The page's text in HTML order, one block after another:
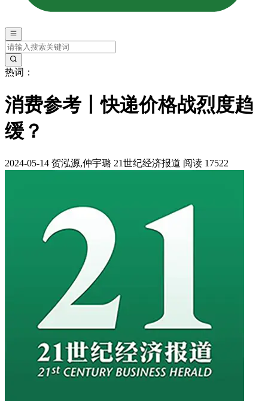
热词：
消费参考丨快递价格战烈度趋
缓？
2024-05-14 贺泓源,仲宇璐 21世纪经济报道 阅读 17522